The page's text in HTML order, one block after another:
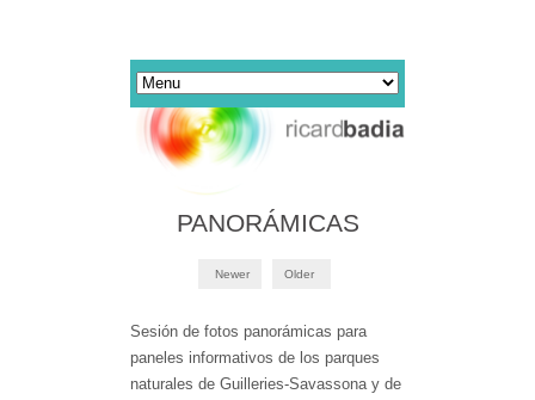
PANORÁMICAS
Newer Older
Sesión de fotos panorámicas para
paneles informativos de los parques
naturales de Guilleries-Savassona y de